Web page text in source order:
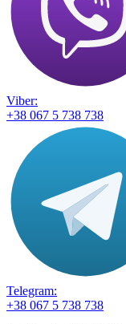
Viber:
+38 067 5 738 738
Telegram:
+38 067 5 738 738